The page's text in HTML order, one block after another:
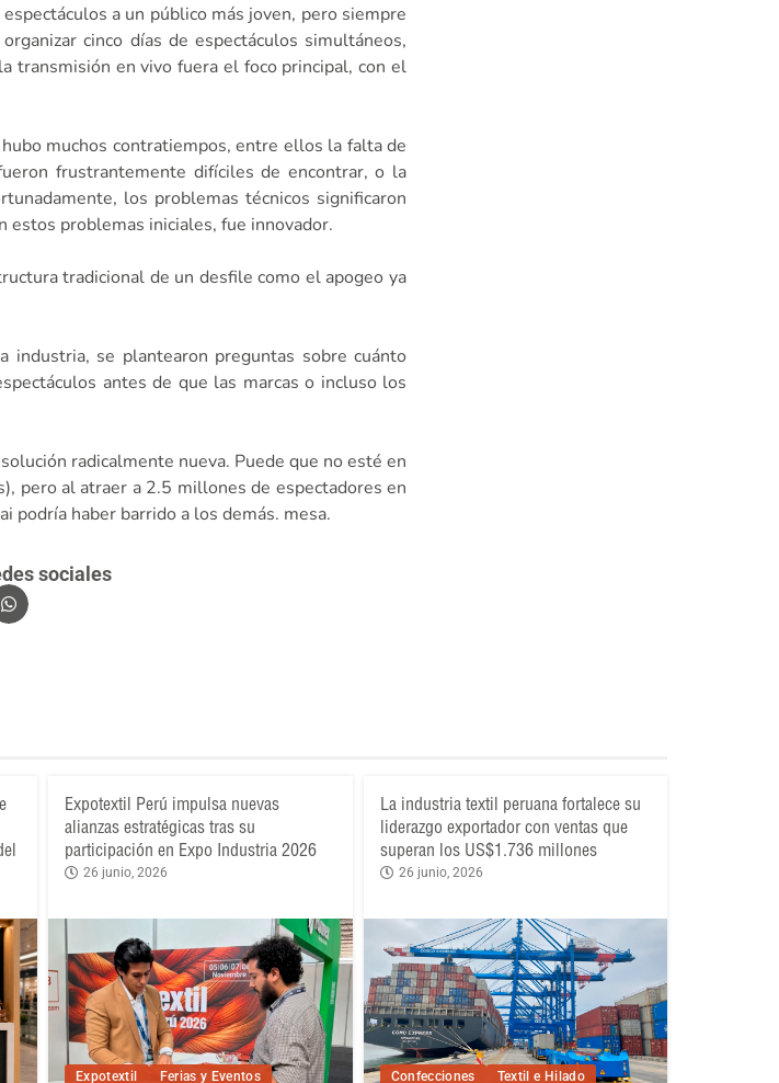
a un público más joven, pero siempre
cinco días de espectáculos simultáneos,
transmisión en vivo fuera el foco principal, con el
muchos contratiempos, entre ellos la falta de
frustrantemente difíciles de encontrar, o la
los problemas técnicos significaron
estos problemas iniciales, fue innovador.
tradicional de un desfile como el apogeo ya
se plantearon preguntas sobre cuánto
antes de que las marcas o incluso los
radicalmente nueva. Puede que no esté en
pero al atraer a 2.5 millones de espectadores en
podría haber barrido a los demás. mesa.
sociales
Expotextil Ferias y Eventos
Expotextil Perú impulsa nuevas
alianzas estratégicas tras su
participación en Expo Industria 2026
26 junio, 2026
Confecciones Textil e Hilado
La industria textil peruana fortalece su
liderazgo exportador con ventas que
superan los US$1.736 millones
26 junio, 2026